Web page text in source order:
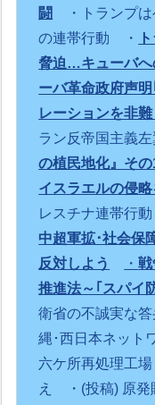
闘
・トランプは
の連帯行動 ・
脅迫…キューバへ
ーバ革命政府声
レーションを非
ラン反帝国主義
の植民地化』そ
イスラエルの侵
レスチナ連帯行動
中超軍拡･社会保
反対しよう
・戦
推進法～｢スパイ
衛省の不誠実な
縄･西日本ネット
六ケ所再処理工
え
・(投稿) 原発